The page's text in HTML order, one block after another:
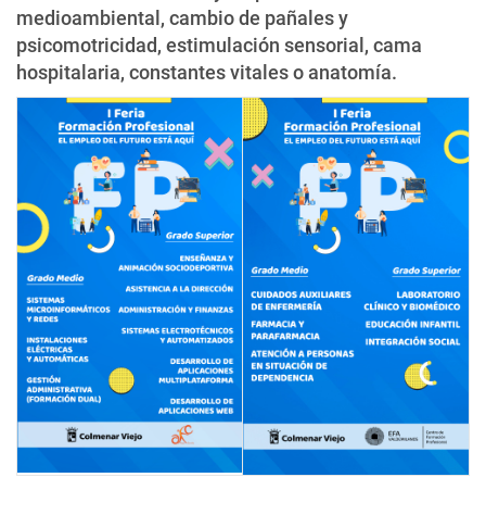
medioambiental, cambio de pañales y
psicomotricidad, estimulación sensorial, cama
hospitalaria, constantes vitales o anatomía.